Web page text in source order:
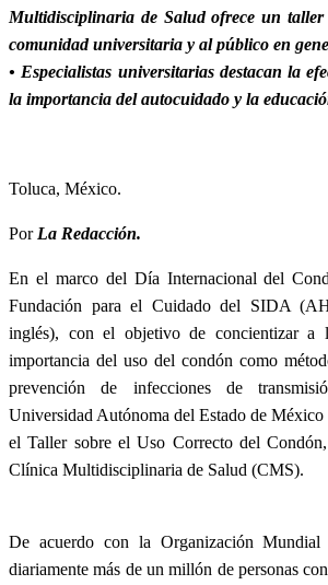
Multidisciplinaria de Salud ofrece un
comunidad universitaria y al público en
• Especialistas universitarias destacan la
la importancia del autocuidado y la
Toluca, México.
Por La Redacción.
En el marco del Día Internacional del
Fundación para el Cuidado del SIDA
inglés), con el objetivo de concientizar a
importancia del uso del condón como
prevención de infecciones de
Universidad Autónoma del Estado de
el Taller sobre el Uso Correcto del
Clínica Multidisciplinaria de Salud (CMS).
De acuerdo con la Organización
diariamente más de un millón de personas